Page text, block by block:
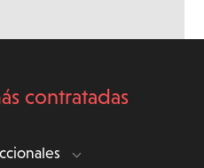
contratadas